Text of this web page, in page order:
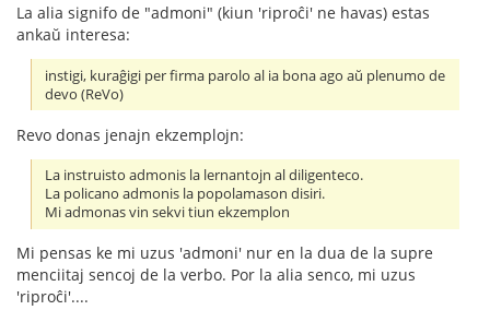
La alia signifo de "admoni" (kiun 'riproĉi' ne havas) estas
ankaŭ interesa:
instigi, kuraĝigi per firma parolo al ia bona ago aŭ plenumo de
devo (ReVo)
Revo donas jenajn ekzemplojn:
La instruisto admonis la lernantojn al diligenteco.
La policano admonis la popolamason disiri.
Mi admonas vin sekvi tiun ekzemplon
Mi pensas ke mi uzus 'admoni' nur en la dua de la supre
menciitaj sencoj de la verbo. Por la alia senco, mi uzus
'riproĉi'....